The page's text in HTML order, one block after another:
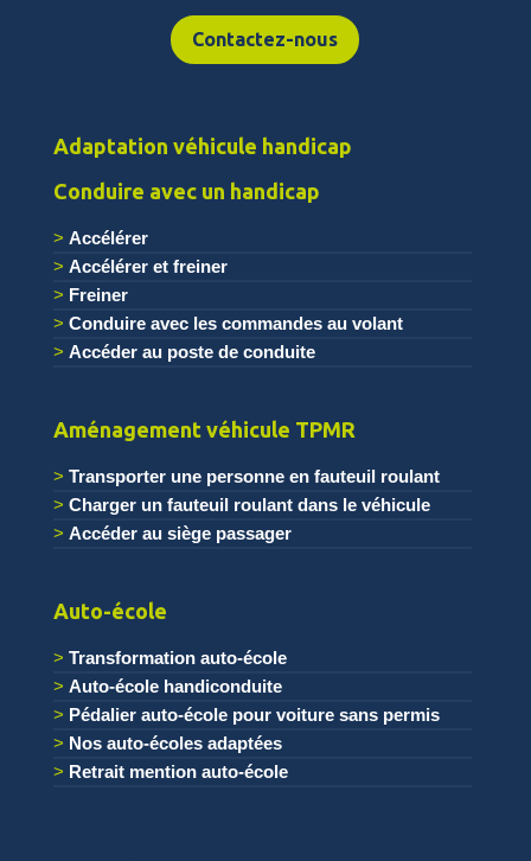
Contactez-nous
Adaptation véhicule handicap
Conduire avec un handicap
Accélérer
Accélérer et freiner
Freiner
Conduire avec les commandes au volant
Accéder au poste de conduite
Aménagement véhicule TPMR
Transporter une personne en fauteuil roulant
Charger un fauteuil roulant dans le véhicule
Accéder au siège passager
Auto-école
Transformation auto-école
Auto-école handiconduite
Pédalier auto-école pour voiture sans permis
Nos auto-écoles adaptées
Retrait mention auto-école